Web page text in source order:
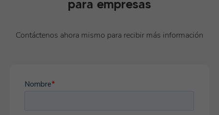
para empresas
Contáctenos ahora mismo para recibir más información